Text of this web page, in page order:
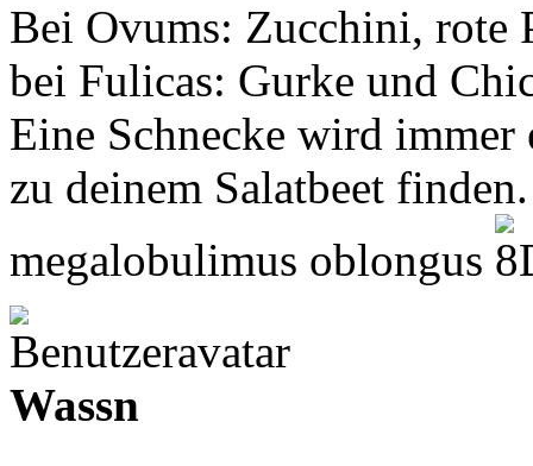
Bei Ovums: Zucchini, rote
bei Fulicas: Gurke und
Eine Schnecke wird immer
zu deinem Salatbeet finden.
megalobulimus oblongus
Wassn